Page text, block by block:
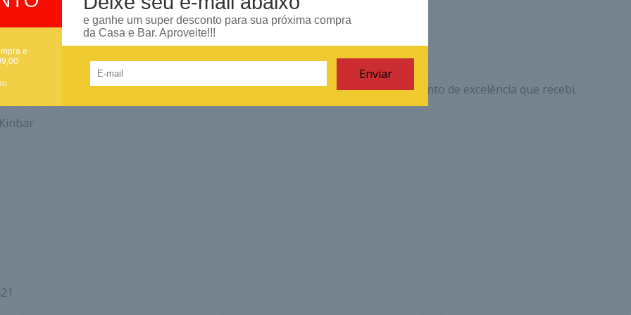
e
e ganhe um super desconto para sua próxima compra
da Casa e Bar. Aproveite!!!
mãe e irmã. Encontrei nesse site e pude adquirí-lo. Quero registrar o atendimento de excelência que recebi.